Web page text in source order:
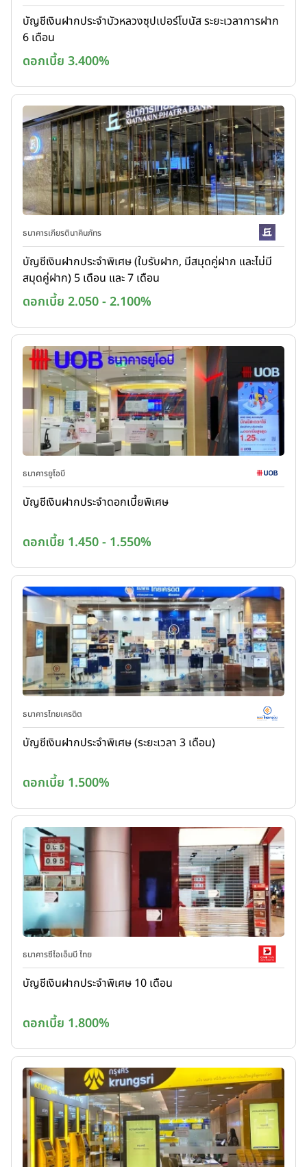
บัญชีเงินฝากประจำบัวหลวงซุปเปอร์โบนัส ระยะเวลาการฝาก
6 เดือน
ดอกเบี้ย 3.400%
ธนาคารเกียรตินาคินภัทร
บัญชีเงินฝากประจำพิเศษ (ใบรับฝาก, มีสมุดคู่ฝาก และไม่มี
สมุดคู่ฝาก) 5 เดือน และ 7 เดือน
ดอกเบี้ย 2.050 - 2.100%
ธนาคารยูโอบี
บัญชีเงินฝากประจำดอกเบี้ยพิเศษ
ดอกเบี้ย 1.450 - 1.550%
ธนาคารไทยเครดิต
บัญชีเงินฝากประจำพิเศษ (ระยะเวลา 3 เดือน)
ดอกเบี้ย 1.500%
ธนาคารซีไอเอ็มบี ไทย
บัญชีเงินฝากประจำพิเศษ 10 เดือน
ดอกเบี้ย 1.800%